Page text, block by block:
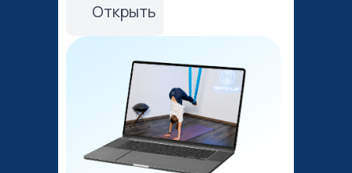
Открыть